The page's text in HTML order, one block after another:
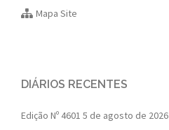
Mapa Site
DIÁRIOS RECENTES
Edição Nº 4601 5 de agosto de 2026